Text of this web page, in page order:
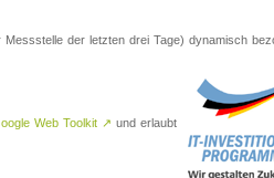
der letzten drei Tage) dynamisch
Web Toolkit ↗ und erlaubt